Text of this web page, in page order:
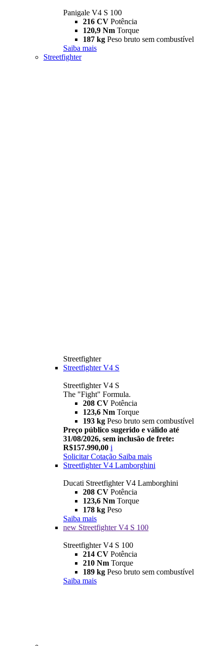
Panigale V4 S 100
216 CV Potência
120,9 Nm Torque
187 kg Peso bruto sem combustível
Saiba mais
Streetfighter
Streetfighter
Streetfighter V4 S
Streetfighter V4 S
The "Fight" Formula.
208 CV Potência
123,6 Nm Torque
193 kg Peso bruto sem combustível
Preço público sugerido e válido até
31/08/2026, sem inclusão de frete:
R$157.990,00 i
Solicitar Cotação Saiba mais
Streetfighter V4 Lamborghini
Ducati Streetfighter V4 Lamborghini
208 CV Potência
123,6 Nm Torque
178 kg Peso
Saiba mais
new Streetfighter V4 S 100
Streetfighter V4 S 100
214 CV Potência
210 Nm Torque
189 kg Peso bruto sem combustível
Saiba mais